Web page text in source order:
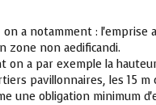
a notamment : l'emprise
zone non aedificandi.
on a par exemple la
pavillonnaires, les 15
une obligation minimum